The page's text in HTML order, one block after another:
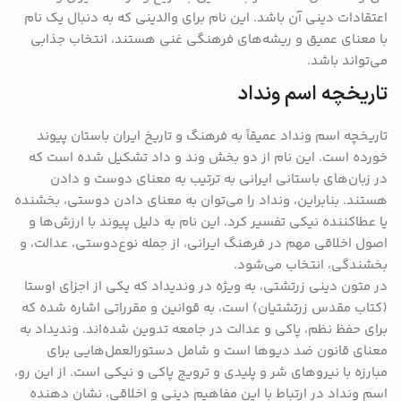
اعتقادات دینی آن باشد. این نام برای والدینی که به دنبال یک نام
با معنای عمیق و ریشه‌های فرهنگی غنی هستند، انتخاب جذابی
می‌تواند باشد.
تاریخچه اسم ونداد
تاریخچه اسم ونداد عمیقاً به فرهنگ و تاریخ ایران باستان پیوند
خورده است. این نام از دو بخش وند و داد تشکیل شده است که
در زبان‌های باستانی ایرانی به ترتیب به معنای دوست و دادن
هستند. بنابراین، ونداد را می‌توان به معنای دادن دوستی، بخشنده
یا عطاکننده نیکی تفسیر کرد. این نام به دلیل پیوند با ارزش‌ها و
اصول اخلاقی مهم در فرهنگ ایرانی، از جمله نوع‌دوستی، عدالت، و
بخشندگی، انتخاب می‌شود.
در متون دینی زرتشتی، به ویژه در وندیداد که یکی از اجزای اوستا
(کتاب مقدس زرتشتیان) است، به قوانین و مقرراتی اشاره شده که
برای حفظ نظم، پاکی و عدالت در جامعه تدوین شده‌اند. وندیداد به
معنای قانون ضد دیوها است و شامل دستورالعمل‌هایی برای
مبارزه با نیروهای شر و پلیدی و ترویج پاکی و نیکی است. از این رو،
اسم ونداد در ارتباط با این مفاهیم دینی و اخلاقی، نشان دهنده